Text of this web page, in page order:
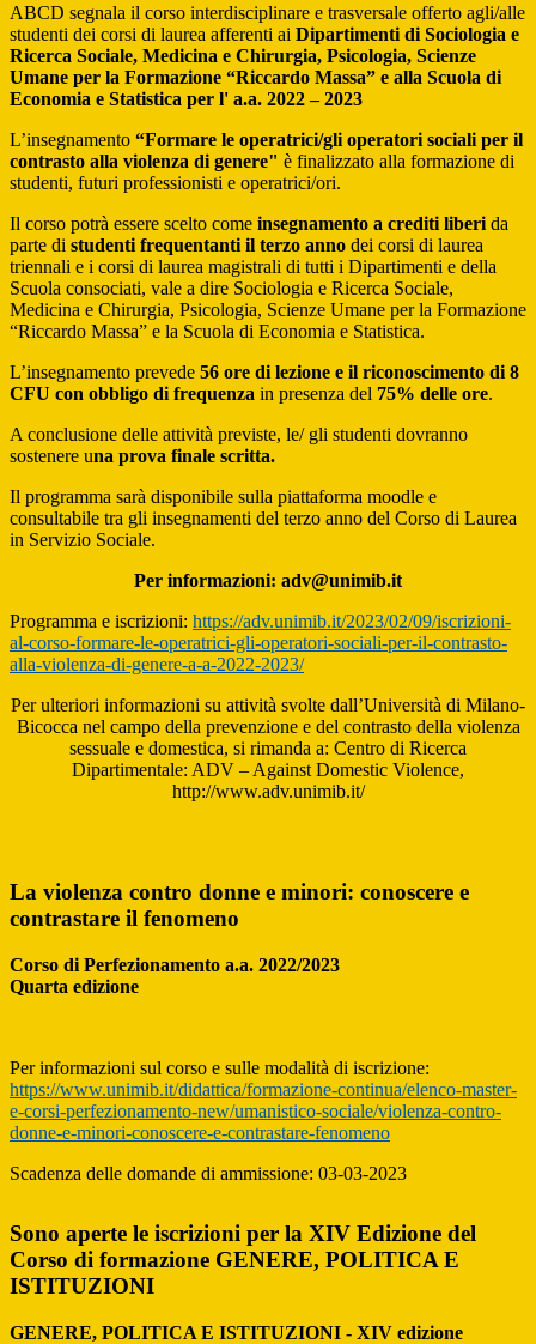
ABCD segnala il corso interdisciplinare e trasversale offerto agli/alle
studenti dei corsi di laurea afferenti ai Dipartimenti di Sociologia e
Ricerca Sociale, Medicina e Chirurgia, Psicologia, Scienze
Umane per la Formazione “Riccardo Massa” e alla Scuola di
Economia e Statistica per l' a.a. 2022 – 2023
L’insegnamento “Formare le operatrici/gli operatori sociali per il
contrasto alla violenza di genere" è finalizzato alla formazione di
studenti, futuri professionisti e operatrici/ori.
Il corso potrà essere scelto come insegnamento a crediti liberi da
parte di studenti frequentanti il terzo anno dei corsi di laurea
triennali e i corsi di laurea magistrali di tutti i Dipartimenti e della
Scuola consociati, vale a dire Sociologia e Ricerca Sociale,
Medicina e Chirurgia, Psicologia, Scienze Umane per la Formazione
“Riccardo Massa” e la Scuola di Economia e Statistica.
L’insegnamento prevede 56 ore di lezione e il riconoscimento di 8
CFU con obbligo di frequenza in presenza del 75% delle ore.
A conclusione delle attività previste, le/ gli studenti dovranno
sostenere una prova finale scritta.
Il programma sarà disponibile sulla piattaforma moodle e
consultabile tra gli insegnamenti del terzo anno del Corso di Laurea
in Servizio Sociale.
Per informazioni: adv@unimib.it
Programma e iscrizioni: https://adv.unimib.it/2023/02/09/iscrizioni-
al-corso-formare-le-operatrici-gli-operatori-sociali-per-il-contrasto-
alla-violenza-di-genere-a-a-2022-2023/
Per ulteriori informazioni su attività svolte dall’Università di Milano-
Bicocca nel campo della prevenzione e del contrasto della violenza
sessuale e domestica, si rimanda a: Centro di Ricerca
Dipartimentale: ADV – Against Domestic Violence,
http://www.adv.unimib.it/
La violenza contro donne e minori: conoscere e
contrastare il fenomeno
Corso di Perfezionamento a.a. 2022/2023
Quarta edizione
Per informazioni sul corso e sulle modalità di iscrizione:
https://www.unimib.it/didattica/formazione-continua/elenco-master-
e-corsi-perfezionamento-new/umanistico-sociale/violenza-contro-
donne-e-minori-conoscere-e-contrastare-fenomeno
Scadenza delle domande di ammissione: 03-03-2023
Sono aperte le iscrizioni per la XIV Edizione del
Corso di formazione GENERE, POLITICA E
ISTITUZIONI
GENERE, POLITICA E ISTITUZIONI - XIV edizione